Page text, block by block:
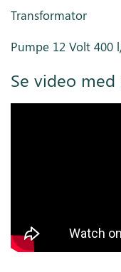
Transformator
Pumpe 12 Volt 400
Se video